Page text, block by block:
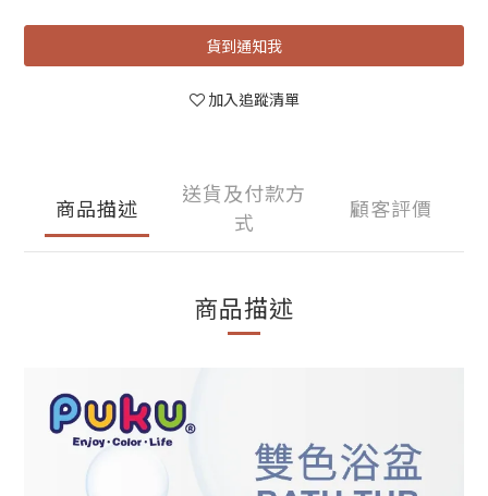
貨到通知我
加入追蹤清單
商品描述
送貨及付款方
式
顧客評價
商品描述